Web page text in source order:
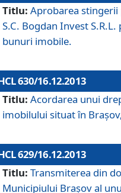
Titlu: Aprobarea
S.C. Bogdan Invest
bunuri imobile.
630/16.12.2013
Titlu: Acordarea unui
imobilului situat în
629/16.12.2013
Titlu: Transmiterea din
Municipiului Braşov al